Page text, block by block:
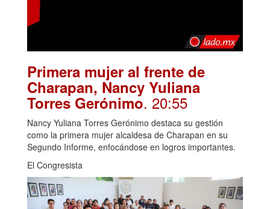
Primera mujer al frente de
Charapan, Nancy Yuliana
Torres Gerónimo. 20:55
Nancy Yuliana Torres Gerónimo destaca su gestión
como la primera mujer alcaldesa de Charapan en su
Segundo Informe, enfocándose en logros importantes.
El Congresista